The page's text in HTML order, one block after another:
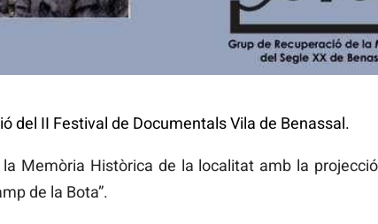
del II Festival de Documentals Vila de Benassal.
Memòria Històrica de la localitat amb la
de la Bota”.